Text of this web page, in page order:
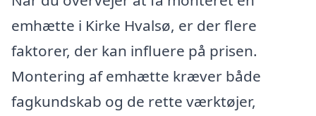
emhætte i Kirke Hvalsø, er der flere
faktorer, der kan influere på prisen.
Montering af emhætte kræver både
fagkundskab og de rette værktøjer,